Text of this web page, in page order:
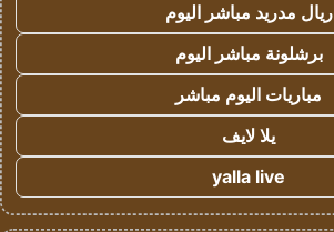
ريال مدريد مباشر اليوم
برشلونة مباشر اليوم
مباريات اليوم مباشر
يلا لايف
yalla live